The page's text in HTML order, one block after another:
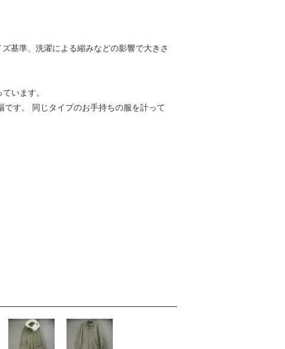
基準、洗濯による縮みなどの影響で大きさ
います。
す。 同じタイプのお手持ちの服を計って